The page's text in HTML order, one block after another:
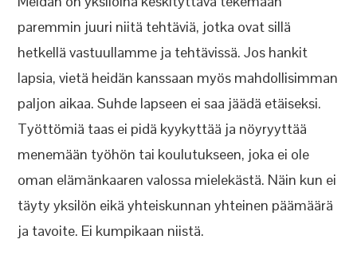
paremmin juuri niitä tehtäviä, jotka ovat sillä
hetkellä vastuullamme ja tehtävissä. Jos hankit
lapsia, vietä heidän kanssaan myös mahdollisimman
paljon aikaa. Suhde lapseen ei saa jäädä etäiseksi.
Työttömiä taas ei pidä kyykyttää ja nöyryyttää
menemään työhön tai koulutukseen, joka ei ole
oman elämänkaaren valossa mielekästä. Näin kun ei
täyty yksilön eikä yhteiskunnan yhteinen päämäärä
ja tavoite. Ei kumpikaan niistä.